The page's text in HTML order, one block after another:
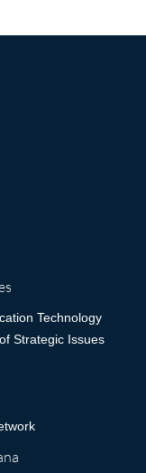
Technology
Strategic Issues